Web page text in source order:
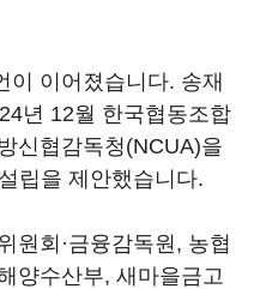
이 이어졌습니다. 송재
년 12월 한국협동조합
신협감독청(NCUA)을
립을 제안했습니다.
원회·금융감독원, 농협
양수산부, 새마을금고